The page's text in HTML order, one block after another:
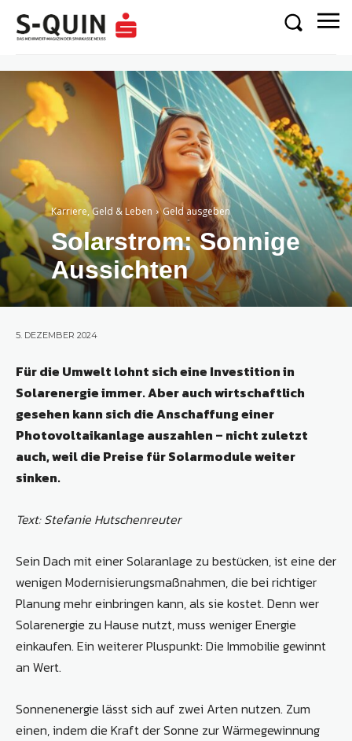
Karriere, Geld & Leben Geld ausgeben
Solarstrom: Sonnige
Aussichten
5. DEZEMBER 2024
Für die Umwelt lohnt sich eine Investition in
Solarenergie immer. Aber auch wirtschaftlich
gesehen kann sich die Anschaffung einer
Photovoltaikanlage ­auszahlen – nicht zuletzt
auch, weil die Preise für Solarmodule weiter
sinken.
Text: Stefanie Hutschenreuter
Sein Dach mit einer Solaranlage zu bestücken, ist eine der
wenigen Modernisierungsmaßnahmen, die bei richtiger
Planung mehr einbringen kann, als sie kostet. Denn wer
Solarenergie zu Hause nutzt, muss weniger Energie
einkaufen. Ein weiterer Pluspunkt: Die Immobilie gewinnt
an Wert.
Sonnenenergie lässt sich auf zwei Arten nutzen. Zum
einen, indem die Kraft der Sonne zur Wärmegewinnung